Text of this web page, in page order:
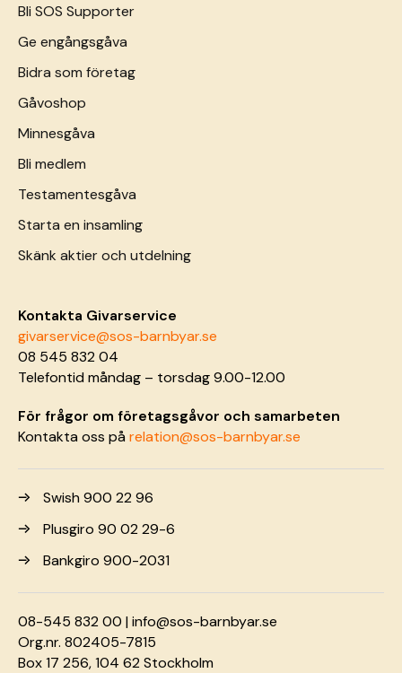
Bli SOS Supporter
Ge engångsgåva
Bidra som företag
Gåvoshop
Minnesgåva
Bli medlem
Testamentesgåva
Starta en insamling
Skänk aktier och utdelning
Kontakta Givarservice
givarservice@sos-barnbyar.se
08 545 832 04
Telefontid måndag – torsdag 9.00-12.00
För frågor om företagsgåvor och samarbeten
Kontakta oss pårelation@sos-barnbyar.se
Swish 900 22 96
Plusgiro 90 02 29-6
Bankgiro 900-2031
08-545 832 00 |info@sos-barnbyar.se
Org.nr. 802405-7815
Box 17 256, 104 62 Stockholm